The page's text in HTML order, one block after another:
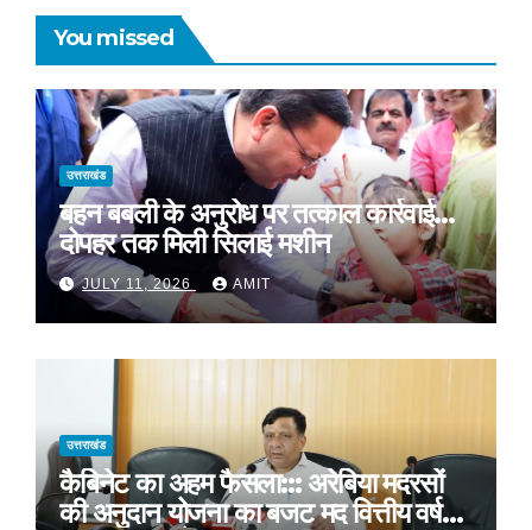
You missed
उत्तराखंड
बहन बबली के अनुरोध पर तत्काल कार्रवाई…
दोपहर तक मिली सिलाई मशीन
JULY 11, 2026 AMIT
उत्तराखंड
कैबिनेट का अहम फैसला::: अरेबिया मदरसों
की अनुदान योजना का बजट मद वित्तीय वर्ष